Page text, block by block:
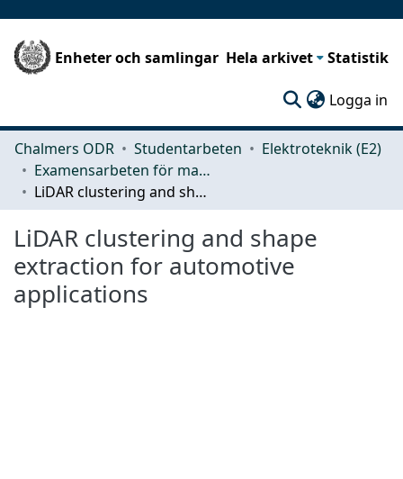
Enheter och samlingar Hela arkivet Statistik
Logga in
Chalmers ODR Studentarbeten
Elektroteknik (E2)
Examensarbeten för masterexamen
LiDAR clustering and shape extraction for automotive applications
LiDAR clustering and shape
extraction for automotive
applications